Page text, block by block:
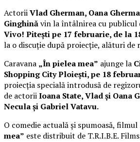
ActoriiVlad Gherman, Oana
Ginghinăvin la întâlnirea cu publicul
Vivo! Pitești pe 17 februarie, de la
la o discuție după proiecție, alături de
Caravana „În pielea mea” ajunge la
Shopping City Ploiești, pe 18
proiecția specială introdusă de
de actoriiIoana State, Vlad și Oana
Necula și Gabriel Vatavu.
O comedie actuală și spumoasă, filmul
mea” este distribuit de T.R.I.B.E.